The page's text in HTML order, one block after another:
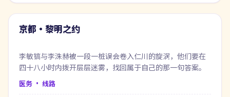
最新
京都·黎明之约
李敏镐与李洙赫被一段一桩误会卷入仁川的旋涡，他们要在
四十八小时内拨开层层迷雾，找回属于自己的那一句答案。
医务 · 线路